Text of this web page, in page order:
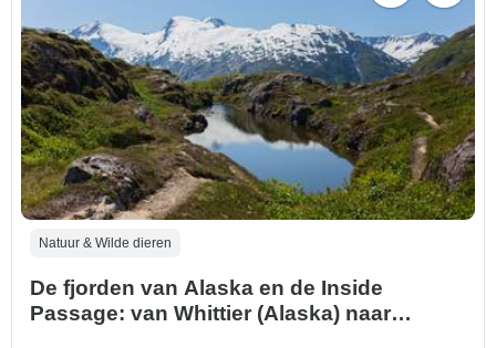
Natuur & Wilde dieren
De fjorden van Alaska en de Inside
Passage: van Whittier (Alaska) naar